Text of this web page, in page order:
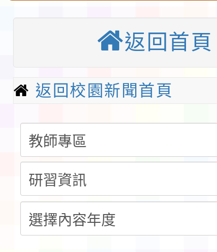
程安排一案
「桃園市補助參觀特色
請一案
報
淨零綠領人才培育課程
檢送桃園市115學年度
及師生本土語及新住民
實施要點各1份
115年食農教育專業人
程
函轉國家通訊傳播委員
鎮韌性（防空）演習－
速演練執行計畫」
「115年金融知識線上
法」
本校115學年度第1學
返回首頁
返回校園新聞首頁